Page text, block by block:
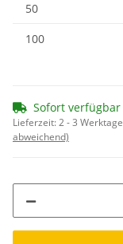
50
100
Sofort verfügbar
Lieferzeit:2 - 3 Werktage
abweichend)